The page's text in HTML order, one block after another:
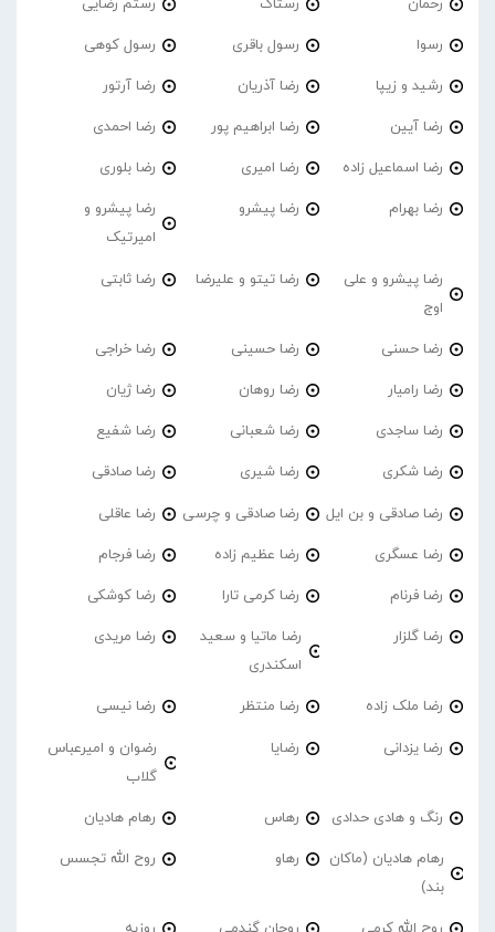
رسوا رسول باقری رسول کوهی
رشید و زیپا رضا آذریان رضا آرتور
رضا آیین رضا ابراهیم پور رضا احمدی
رضا اسماعیل زاده رضا امیری رضا بلوری
رضا بهرام رضا پیشرو
رضا پیشرو و
امیرتیک
رضا پیشرو و علی
اوج
رضا تیتو و علیرضا رضا ثابتی
رضا حسنی رضا حسینی رضا خراجی
رضا رامیار رضا روهان رضا ژیان
رضا ساجدی رضا شعبانی رضا شفیع
رضا شکری رضا شیری رضا صادقی
رضا صادقی و بن ایل رضا صادقی و چرسی رضا عاقلی
رضا عسگری رضا عظیم زاده رضا فرجام
رضا فرنام رضا کرمی تارا رضا کوشکی
رضا گلزار
رضا ماتیا و سعید
اسکندری
رضا مریدی
رضا ملک زاده رضا منتظر رضا نیسی
رضا یزدانی رضایا
رضوان و امیرعباس
گلاب
رنگ و هادی حدادی رهاس رهام هادیان
رهام هادیان (ماکان
بند)
رهاو روح الله تجسس